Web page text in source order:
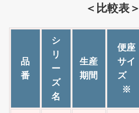
＜比較表＞
品
番
シ
リ
ー
ズ
名
生産
期間
便座
サイ
ズ
※